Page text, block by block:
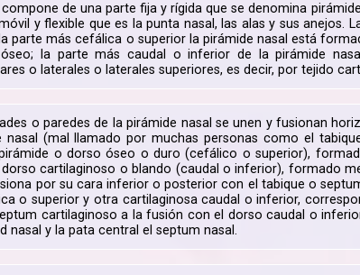
de una parte fija y rígida que se denomina
y flexible que es la punta nasal, las alas y sus
parte más cefálica o superior la pirámide nasal está
la parte más caudal o inferior de la pirámide
o laterales o laterales superiores, es decir, por tejido
o paredes de la pirámide nasal se unen y fusionan
nasal (mal llamado por muchas personas como el
o dorso óseo o duro (cefálico o superior),
cartilaginoso o blando (caudal o inferior), formado
por su cara inferior o posterior con el tabique o
o superior y otra cartilaginosa caudal o inferior,
cartilaginoso a la fusión con el dorso caudal o
nasal y la pata central el septum nasal.